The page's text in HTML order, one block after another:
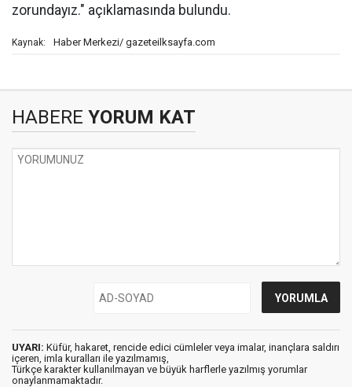
zorundayız." açıklamasında bulundu.
Kaynak: Haber Merkezi/ gazeteilksayfa.com
HABERE YORUM KAT
UYARI: Küfür, hakaret, rencide edici cümleler veya imalar, inançlara saldırı
içeren, imla kuralları ile yazılmamış,
Türkçe karakter kullanılmayan ve büyük harflerle yazılmış yorumlar
onaylanmamaktadır.